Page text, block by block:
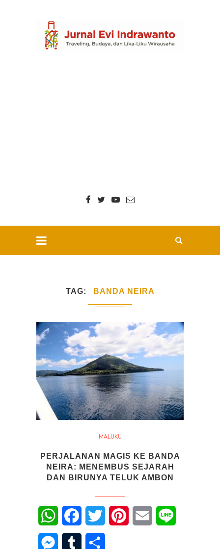
TAG BANDA NEIRA
MALUKU
PERJALANAN MAGIS KE BANDA
NEIRA: MENEMBUS SEJARAH
DAN BIRUNYA TELUK AMBON
WhatsAppFacebookTwitter PinterestEmail
Messenger
Tumblr